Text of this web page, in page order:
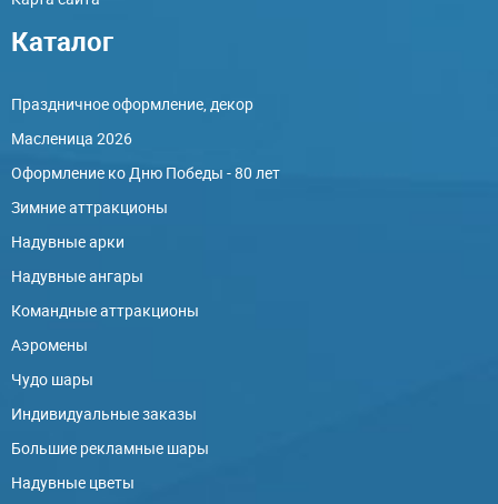
Каталог
Праздничное оформление, декор
Масленица 2026
Оформление ко Дню Победы - 80 лет
Зимние аттракционы
Надувные арки
Надувные ангары
Командные аттракционы
Аэромены
Чудо шары
Индивидуальные заказы
Большие рекламные шары
Надувные цветы